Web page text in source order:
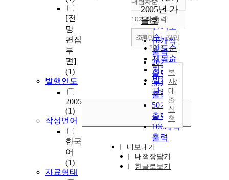
[전
망
편집
부
편]
(1)
발행연도
2005
(1)
작성언어
한국
어
(1)
자료형태
정확도
순
인기도
순
연도순
제목순
저자순
발행기
관순
내림차순
10개씩 출력
10개씩
출력
20개씩
출력
30개씩
출력
50개씩
출력
100개씩
출력
조회
2005년 가
을호
전망
전망
2005
복
사/
대
출
신
청
내보내기
내책장담기
한글로보기